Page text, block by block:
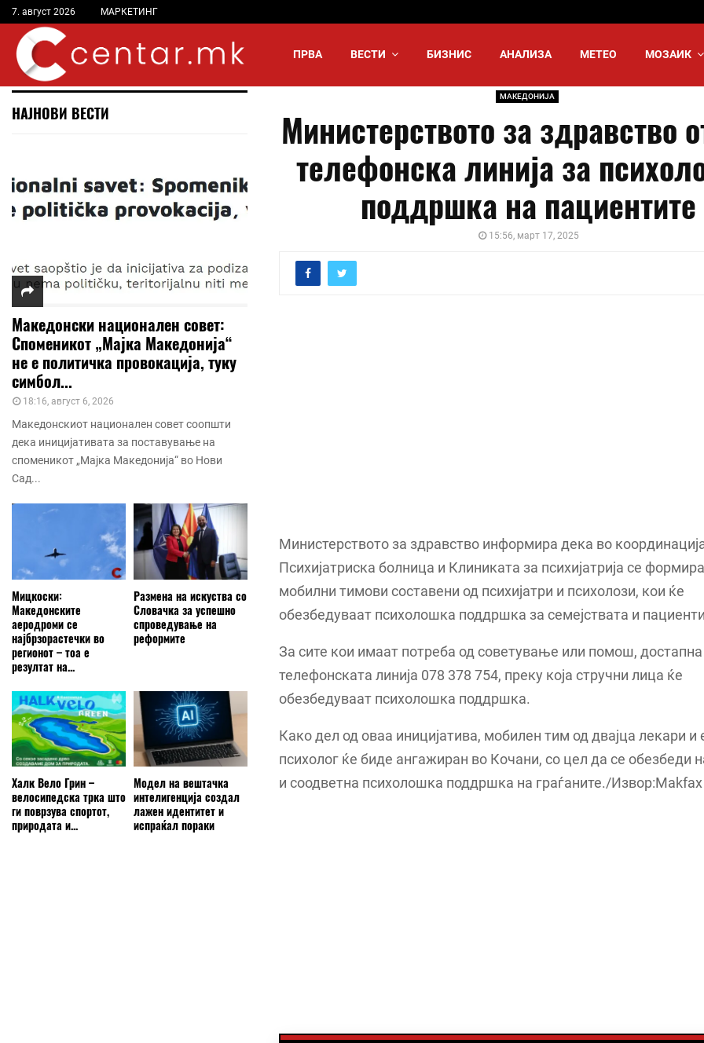
7. август 2026 МАРКЕТИНГ
ПРВА ВЕСТИ БИЗНИС АНАЛИЗА МЕТЕО МОЗАИК
МАКЕДОНИЈА
Министерството за здравство
телефонска линија за
поддршка на пациентите
15:56, март 17, 2025
Министерството за здравство информира дека во
Психијатриска болница и Клиниката за психијатрија се
мобилни тимови составени од психијатри и психолози, кои ќе
обезбедуваат психолошка поддршка за семејствата и
За сите кои имаат потреба од советување или помош, достапна
телефонската линија 078 378 754, преку која стручни лица ќе
обезбедуваат психолошка поддршка.
Како дел од оваа иницијатива, мобилен тим од двајца лекари и
психолог ќе биде ангажиран во Кочани, со цел да се обезбеди
и соодветна психолошка поддршка на граѓаните./Извор:Makfax
НАЈНОВИ ВЕСТИ
Македонски национален совет:
Споменикот „Мајка Македонија“
не е политичка провокација, туку
симбол...
18:16, август 6, 2026
Македонскиот национален совет соопшти
дека иницијативата за поставување на
споменикот „Мајка Македонија“ во Нови
Сад...
Мицкоски:
Македонските
аеродроми се
најбрзорастечки во
регионот – тоа е
резултат на...
Размена на искуства со
Словачка за успешно
спроведување на
реформите
Халк Вело Грин –
велосипедска трка што
ги поврзува спортот,
природата и...
Модел на вештачка
интелигенција создал
лажен идентитет и
испраќал пораки